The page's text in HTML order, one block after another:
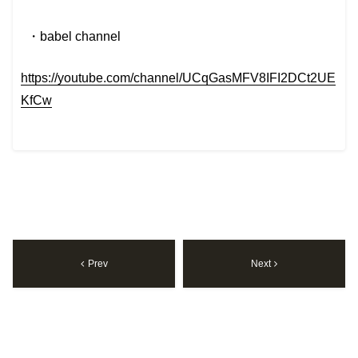
・babel channel
https://youtube.com/channel/UCqGasMFV8IFI2DCt2UE
KfCw
Prev Next